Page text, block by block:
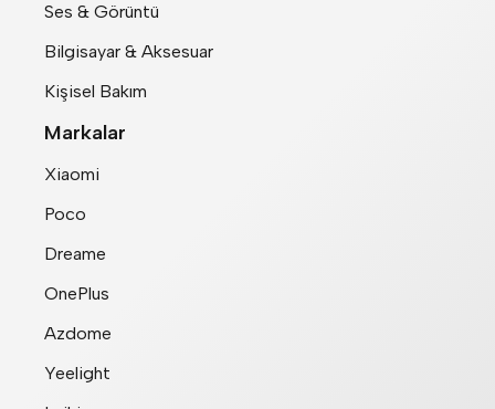
Ses & Görüntü
Bilgisayar & Aksesuar
Kişisel Bakım
Markalar
Xiaomi
Poco
Dreame
OnePlus
Azdome
Yeelight